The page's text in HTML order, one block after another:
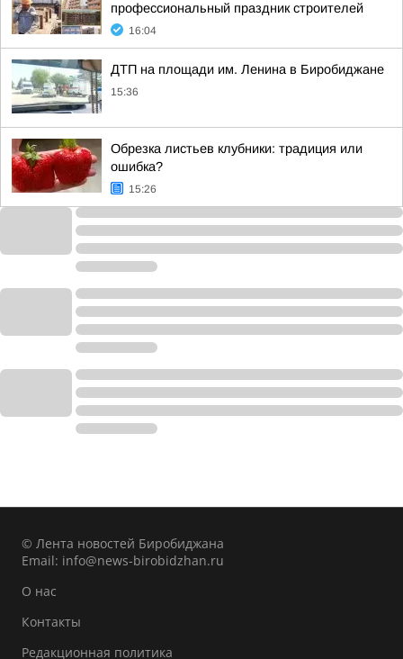
профессиональный праздник строителей
16:04
ДТП на площади им. Ленина в Биробиджане
15:36
Обрезка листьев клубники: традиция или
ошибка?
15:26
© Лента новостей Биробиджана
Email: info@news-birobidzhan.ru
О нас
Контакты
Редакционная политика